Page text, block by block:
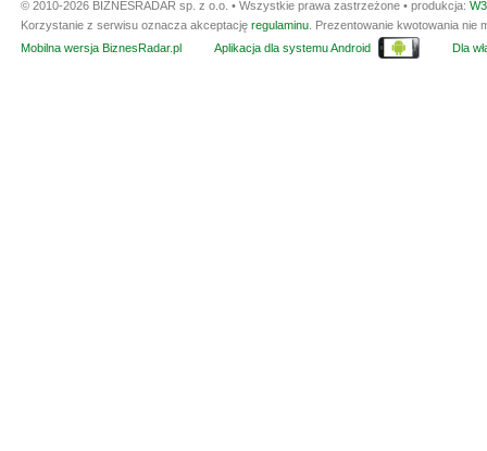
© 2010-2026 BIZNESRADAR sp. z o.o. • Wszystkie prawa zastrzeżone • produkcja:
Korzystanie z serwisu oznacza akceptację regulaminu . Prezentowanie kwotowania
Mobilna wersja BiznesRadar.pl
Aplikacja dla systemu Android Dla